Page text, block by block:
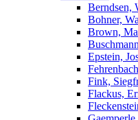
Berndsen,
Bohner,
Brown,
Epstein,
Fink,
Flackus,